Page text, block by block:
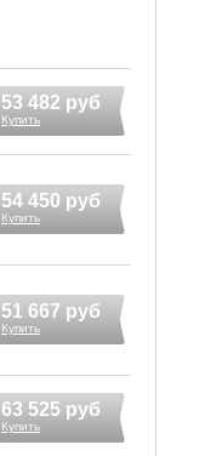
53 482 руб
Купить
54 450 руб
Купить
51 667 руб
Купить
63 525 руб
Купить